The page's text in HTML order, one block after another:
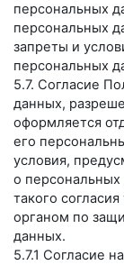
персональных
персональных
запреты и
персональных
5.7. Согласие
данных,
оформляется
его
условия,
о
такого
органом по
данных.
5.7.1 Согласие